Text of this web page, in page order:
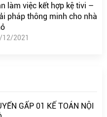
làm việc kết hợp kệ tivi –
pháp thông minh cho nhà
12/2021
GẤP 01 KẾ TOÁN NỘI